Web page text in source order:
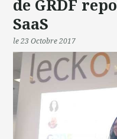
de GRDF
SaaS
le 23 Octobre 2017